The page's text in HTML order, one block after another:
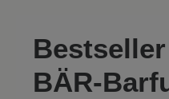
BÄR-